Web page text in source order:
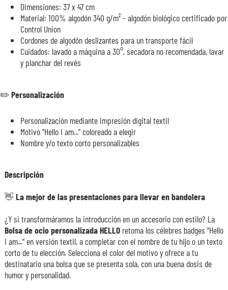
Dimensiones: 37 x 47 cm
Material: 100% algodón 340 g/m² - algodón biológico certificado por
Control Union
Cordones de algodón deslizantes para un transporte fácil
Cuidados: lavado a máquina a 30°, secadora no recomendada, lavar
y planchar del revés
✏️ Personalización
Personalización mediante impresión digital textil
Motivo "Hello I am..." coloreado a elegir
Nombre y/o texto corto personalizables
Descripción
👋 La mejor de las presentaciones para llevar en bandolera
¿Y si transformáramos la introducción en un accesorio con estilo? La
Bolsa de ocio personalizada HELLOretoma los célebres badges "Hello
I am..." en versión textil, a completar con el nombre de tu hijo o un texto
corto de tu elección. Selecciona el color del motivo y ofrece a tu
destinatario una bolsa que se presenta sola, con una buena dosis de
humor y personalidad.